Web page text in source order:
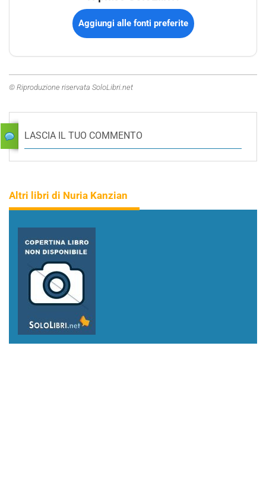
Aggiungi alle fonti preferite
© Riproduzione riservata SoloLibri.net
LASCIA IL TUO COMMENTO
Altri libri di Nuria Kanzian